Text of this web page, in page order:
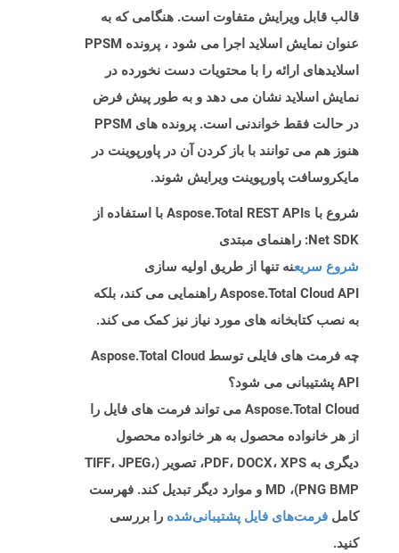
قالب قابل ویرایش متفاوت است. هنگامی که به
عنوان نمایش اسلاید اجرا می شود ، پرونده PPSM
اسلایدهای ارائه را با محتویات دست نخورده در
نمایش اسلاید نشان می دهد و به طور پیش فرض
در حالت فقط خواندنی است. پرونده های PPSM
هنوز هم می توانند با باز کردن آن در پاورپوینت در
مایکروسافت پاورپوینت ویرایش شوند.
شروع با Aspose.Total REST APIs با استفاده از
Net SDK: راهنمای مبتدی
شروع سریعنه تنها از طریق اولیه سازی
Aspose.Total Cloud API راهنمایی می کند، بلکه
به نصب کتابخانه های مورد نیاز نیز کمک می کند.
چه فرمت های فایلی توسط Aspose.Total Cloud
API پشتیبانی می شود؟
Aspose.Total Cloud می تواند فرمت های فایل را
از هر خانواده محصول به هر خانواده محصول
دیگری به PDF، DOCX، XPS، تصویر (TIFF، JPEG،
PNG BMP)، MD و موارد دیگر تبدیل کند. فهرست
کامل فرمت‌های فایل پشتیبانی‌شده را بررسی
کنید.